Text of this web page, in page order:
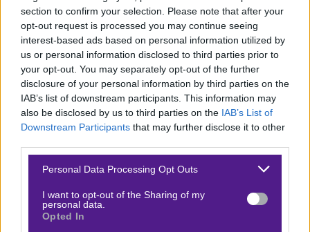
section to confirm your selection. Please note that after your
opt-out request is processed you may continue seeing
interest-based ads based on personal information utilized by
us or personal information disclosed to third parties prior to
your opt-out. You may separately opt-out of the further
disclosure of your personal information by third parties on the
IAB’s list of downstream participants. This information may
also be disclosed by us to third parties on the IAB’s List of
Downstream Participants that may further disclose it to other
Please note that this website/app uses one or more Google
not limited to your visit or usage behaviour. You may click to
grant or deny consent to Google and its third-party tags to
use your data for below specified purposes in below Google
Personal Data Processing Opt Outs
I want to opt-out of the Sharing of my
personal data.
Opted In
που τον καθιστούν έναν από τους πιουποσχόμενους
νέους τενίστες της Φινλανδίας. Τοσερβίςτου είναι
ιδιαίτερααποτελεσματικό,ενώ διαθέτεικαθαρά
χτυπήματα από τη βασική γραμμή και πολύκαλό
forehand που του επιτρέπει να παίρνει τον έλεγχο
των ράλι. Είναι επίσης ψύχραιμος σε κρίσιμα σημεία και
δείχνεινοοτροπία μαχητή,με πίστη στις
κάνουν ιδιαίτερα ανταγωνιστικό σε κάθε επιφάνεια και
ειδικά στο indoor tournaments.